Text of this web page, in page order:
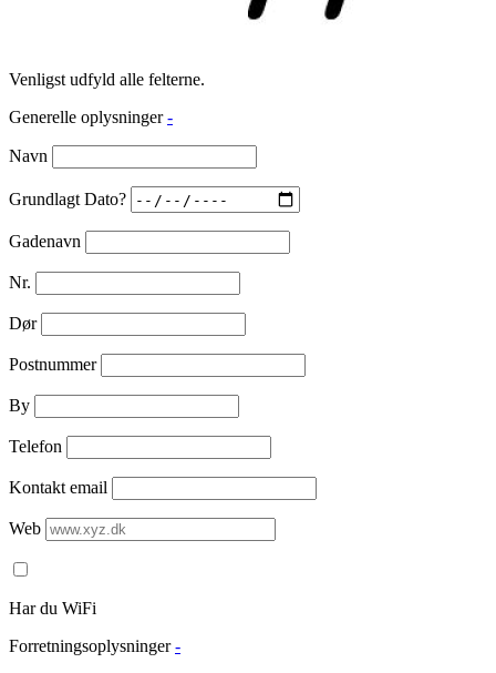
Venligst udfyld alle felterne.
Generelle oplysninger -
Navn
Grundlagt Dato?
Gadenavn
Nr.
Dør
Postnummer
By
Telefon
Kontakt email
Web
Har du WiFi
Forretningsoplysninger -